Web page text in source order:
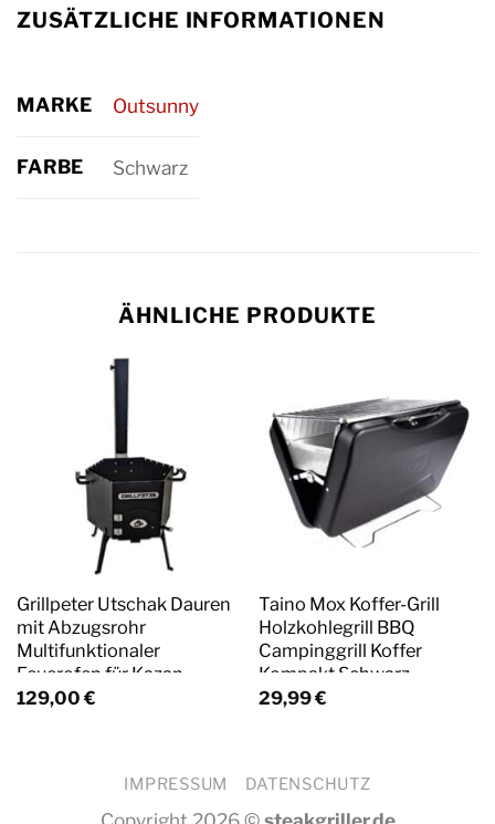
ZUSÄTZLICHE INFORMATIONEN
MARKE Outsunny
FARBE Schwarz
ÄHNLICHE PRODUKTE
Grillpeter Utschak Dauren
mit Abzugsrohr
Multifunktionaler
Feuerofen für Kazan
Schaschlik Grillgemüse
129,00 €
Taino Mox Koffer-Grill
Holzkohlegrill BBQ
Campinggrill Koffer
Kompakt Schwarz
29,99€
IMPRESSUM DATENSCHUTZ